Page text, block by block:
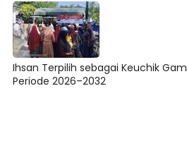
Ihsan Terpilih sebagai Keuchik
Periode 2026–2032